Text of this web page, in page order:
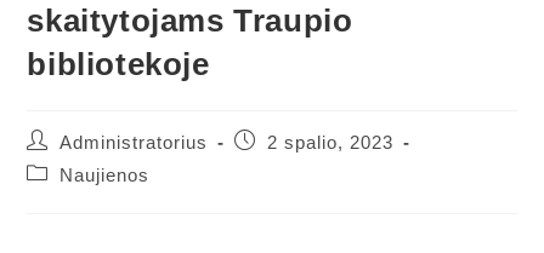
skaitytojams Traupio
bibliotekoje
Administratorius
2 spalio, 2023
Naujienos